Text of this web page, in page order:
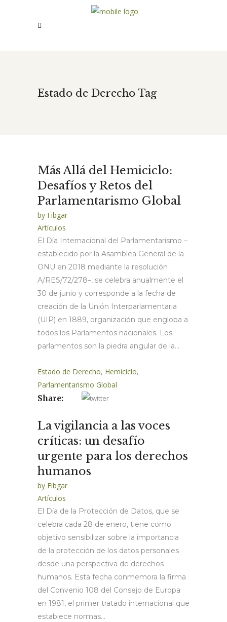
Estado de Derecho Tag
Más Allá del Hemiciclo:
Desafíos y Retos del
Parlamentarismo Global
by Fibgar
Artículos
El Día Internacional del Parlamentarismo –
establecido por la Asamblea General de la
ONU en 2018 mediante la resolución
A/RES/72/278–, se celebra anualmente el
30 de junio y corresponde a la fecha de
creación de la Unión Interparlamentaria
(UIP) en 1889, organización que engloba a
todos los Parlamentos nacionales. Los
parlamentos son la piedra angular de la...
Estado de Derecho, Hemiciclo,
Parlamentarismo Global
Share:
La vigilancia a las voces
críticas: un desafío
urgente para los derechos
humanos
by Fibgar
Artículos
El Día de la Protección de Datos, que se
celebra cada 28 de enero, tiene como
objetivo sensibilizar sobre la importancia
de la protección de los datos personales
desde una perspectiva de derechos
humanos. Esta fecha conmemora la firma
del Convenio 108 del Consejo de Europa
en 1981, el primer tratado internacional que
establece normas...